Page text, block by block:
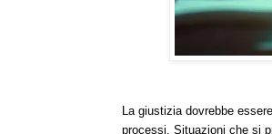
La giustizia dovrebbe
processi. Situazioni che si